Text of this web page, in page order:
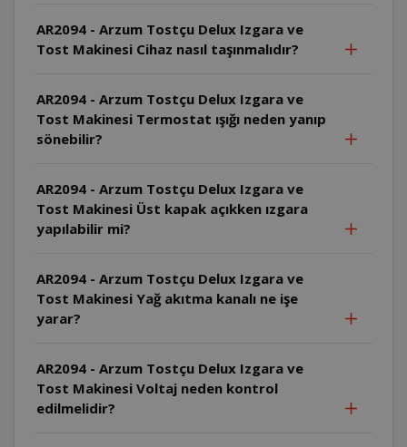
AR2094 - Arzum Tostçu Delux Izgara ve
Tost Makinesi Cihaz nasıl taşınmalıdır?
AR2094 - Arzum Tostçu Delux Izgara ve
Tost Makinesi Termostat ışığı neden yanıp
sönebilir?
AR2094 - Arzum Tostçu Delux Izgara ve
Tost Makinesi Üst kapak açıkken ızgara
yapılabilir mi?
AR2094 - Arzum Tostçu Delux Izgara ve
Tost Makinesi Yağ akıtma kanalı ne işe
yarar?
AR2094 - Arzum Tostçu Delux Izgara ve
Tost Makinesi Voltaj neden kontrol
edilmelidir?